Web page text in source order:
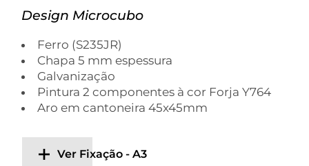
Design Microcubo
Ferro (S235JR)
Chapa 5 mm espessura
Galvanização
Pintura 2 componentes à cor Forja Y764
Aro em cantoneira 45x45mm
Ver Fixação - A3